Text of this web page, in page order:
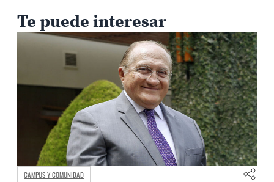
Te puede interesar
CAMPUS Y COMUNIDAD